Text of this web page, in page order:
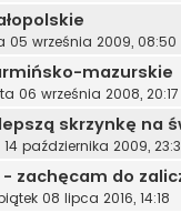
05 września 2009, 08:50
mazurskie
06 września 2008, 20:17
skrzynkę na
października 2009,
- zachęcam do
08 lipca 2016, 14:18